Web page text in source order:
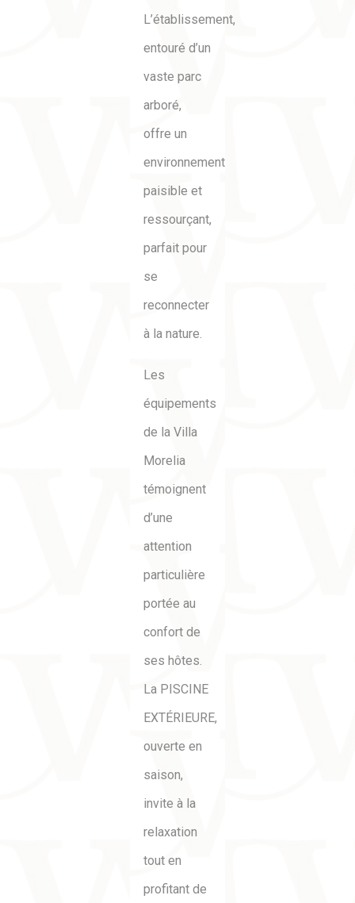
L’établissement,
entouré d’un
vaste parc
arboré,
offre un
environnement
paisible et
ressourçant,
parfait pour
se
reconnecter
à la nature.
Les
équipements
de la Villa
Morelia
témoignent
d’une
attention
particulière
portée au
confort de
ses hôtes.
La PISCINE
EXTÉRIEURE,
ouverte en
saison,
invite à la
relaxation
tout en
profitant de